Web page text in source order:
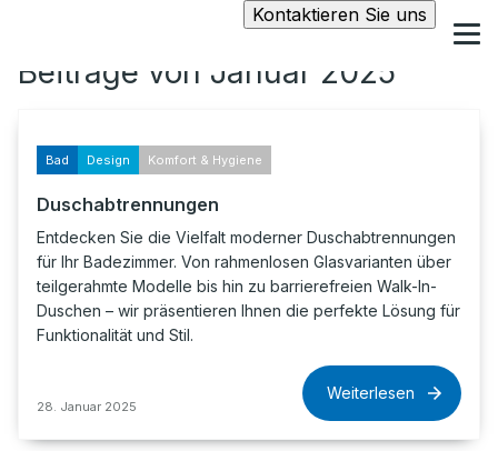
Kontaktieren Sie uns
Beiträge von Januar 2025
Bad Design Komfort & Hygiene
Duschabtrennungen
Entdecken Sie die Vielfalt moderner Duschabtrennungen
für Ihr Badezimmer. Von rahmenlosen Glasvarianten über
teilgerahmte Modelle bis hin zu barrierefreien Walk-In-
Duschen – wir präsentieren Ihnen die perfekte Lösung für
Funktionalität und Stil.
28. Januar 2025
Weiterlesen